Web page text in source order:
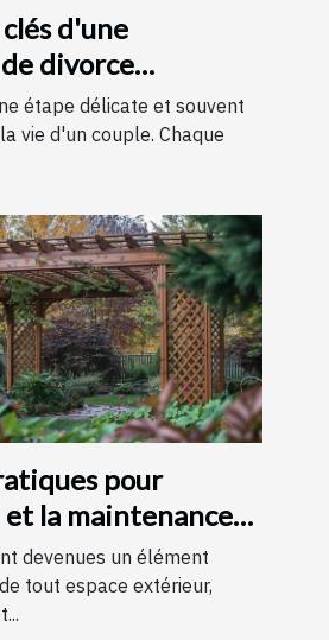
d'une
divorce
simplement
étape délicate et souvent
vie d'un couple. Chaque
pour
la maintenance
devenues un élément
tout espace extérieur,